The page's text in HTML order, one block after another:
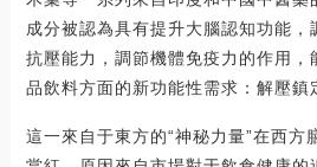
成分被認為具有提升大腦認知功能，
抗壓能力，調節機體免疫力的作用，
品飲料方面的新功能性需求：解壓鎮
這一來自于東方的“神秘力量”在西方